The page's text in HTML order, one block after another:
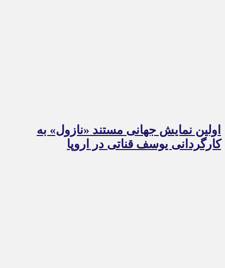
اولین نمایش جهانی مستند «نازول» به
کارگردانی یوسف قناتی در اروپا